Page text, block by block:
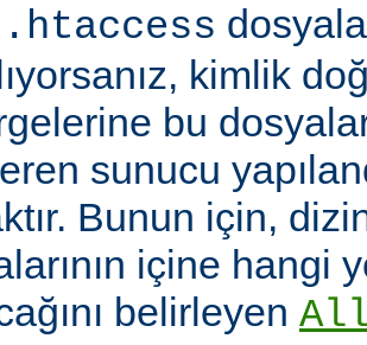
.htaccess
kimlik
bu
sunucu
Bunun için,
içine hangi
belirleyen